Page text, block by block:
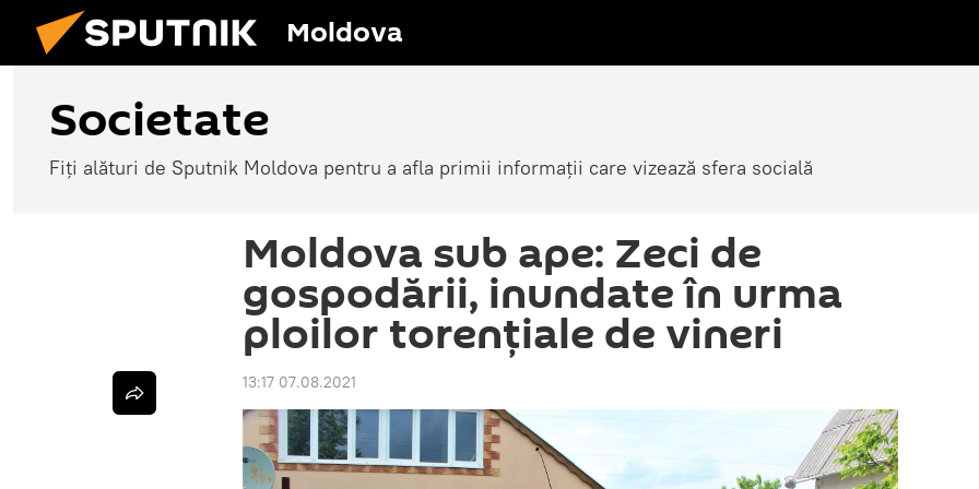
Moldova
Societate
Fiți alături de Sputnik Moldova pentru a afla primii informații care vizează sfera socială
Moldova sub ape: Zeci de
gospodării, inundate în urma
ploilor torențiale de vineri
13:17 07.08.2021